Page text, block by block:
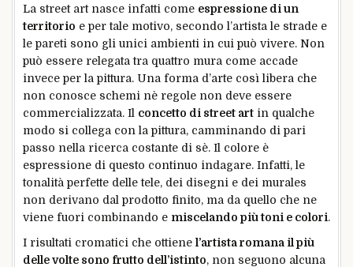
La street art nasce infatti come espressione di un
territorio e per tale motivo, secondo l’artista le strade e
le pareti sono gli unici ambienti in cui può vivere. Non
può essere relegata tra quattro mura come accade
invece per la pittura. Una forma d’arte così libera che
non conosce schemi nè regole non deve essere
commercializzata. Il concetto di street art in qualche
modo si collega con la pittura, camminando di pari
passo nella ricerca costante di sè. Il colore è
espressione di questo continuo indagare. Infatti, le
tonalità perfette delle tele, dei disegni e dei murales
non derivano dal prodotto finito, ma da quello che ne
viene fuori combinando e miscelando più toni e colori.
I risultati cromatici che ottiene l’artista romana il più
delle volte sono frutto dell’istinto, non seguono alcuna